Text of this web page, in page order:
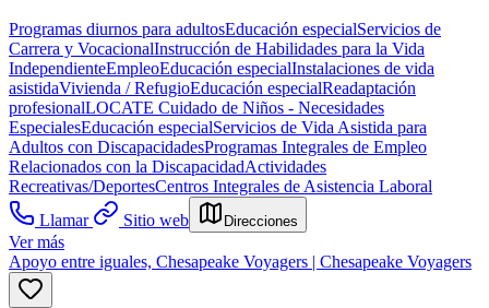
Programas diurnos para adultosEducación especialServicios de
Carrera y VocacionalInstrucción de Habilidades para la Vida
IndependienteEmpleoEducación especialInstalaciones de vida
asistidaVivienda / RefugioEducación especialReadaptación
profesionalLOCATE Cuidado de Niños - Necesidades
EspecialesEducación especialServicios de Vida Asistida para
Adultos con DiscapacidadesProgramas Integrales de Empleo
Relacionados con la DiscapacidadActividades
Recreativas/DeportesCentros Integrales de Asistencia Laboral
Llamar
Sitio web Direcciones
Ver más
Apoyo entre iguales, Chesapeake Voyagers | Chesapeake Voyagers